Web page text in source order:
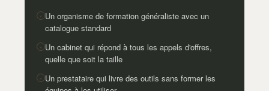
× Un organisme de formation généraliste avec un
catalogue standard
× Un cabinet qui répond à tous les appels d'offres,
quelle que soit la taille
× Un prestataire qui livre des outils sans former les